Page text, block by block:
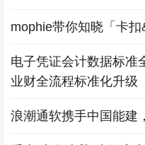
mophie带你知晓「卡
电子凭证会计数据标准
业财全流程标准化升级
浪潮通软携手中国能建